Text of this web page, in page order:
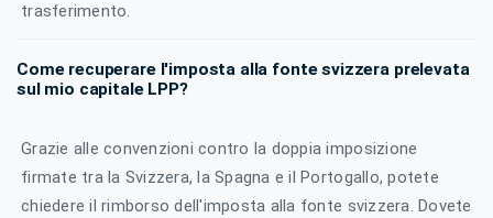
trasferimento.
Come recuperare l'imposta alla fonte svizzera prelevata
sul mio capitale LPP?
Grazie alle convenzioni contro la doppia imposizione
firmate tra la Svizzera, la Spagna e il Portogallo, potete
chiedere il rimborso dell'imposta alla fonte svizzera. Dovete